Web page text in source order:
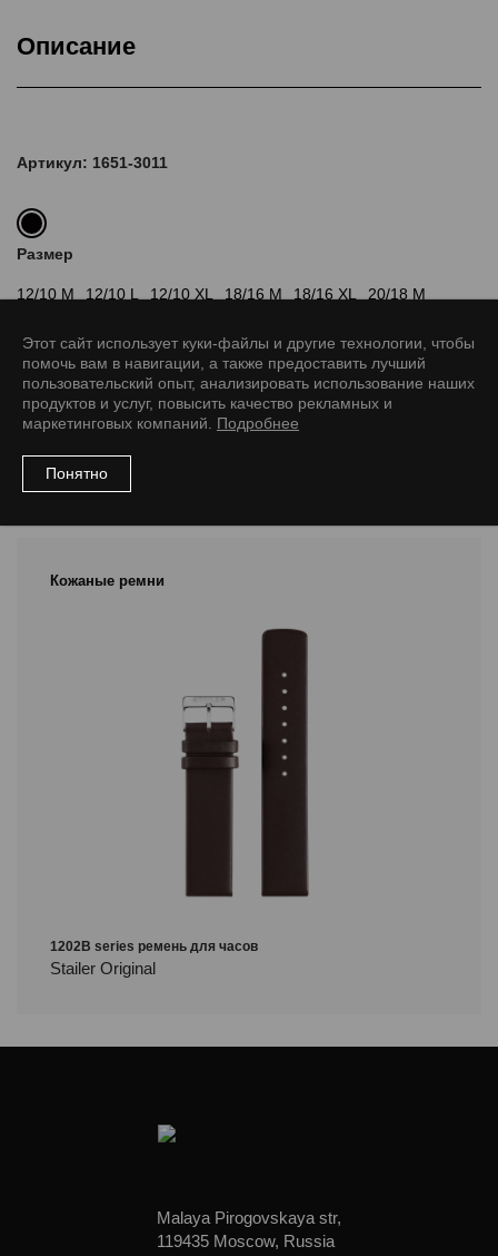
Описание
Артикул: 1651-3011
Размер
12/10 M 12/10 L 12/10 XL 18/16 M 18/16 XL
20/18 M
24/22 L
26/24 L 28/26 L 30/28 L
Рекомендуемые товары
Кожаные ремни
1202B series ремень для часов
Stailer Original
Этот сайт использует куки-файлы и другие технологии, чтобы
помочь вам в навигации, а также предоставить лучший
пользовательский опыт, анализировать использование наших
продуктов и услуг, повысить качество рекламных и
маркетинговых компаний. Подробнее
Понятно
Malaya Pirogovskaya str,
119435 Moscow, Russia